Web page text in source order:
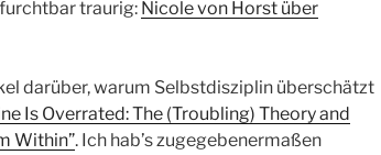
traurig: Nicole von Horst über
darüber, warum Selbstdisziplin überschätzt
Is Overrated: The (Troubling) Theory and
Within”. Ich hab’s zugegebenermaßen